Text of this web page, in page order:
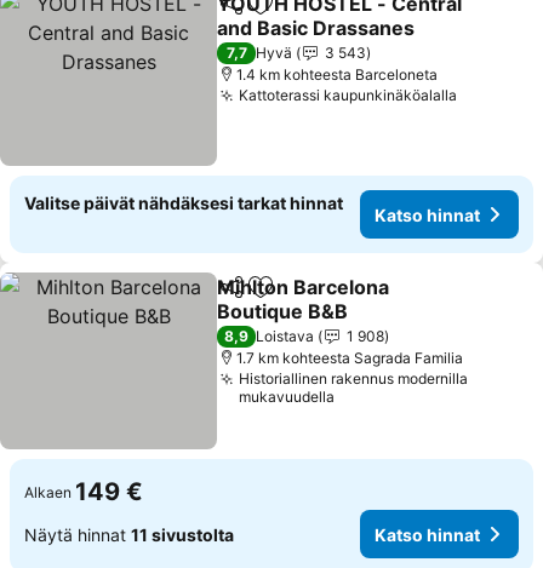
Jaa Lisää suosikkeihin
and Basic Drassanes
Katso hinnat
7,7 Hyvä
3 543
1.4 km kohteesta Barceloneta
Kattoterassi kaupunkinäköalalla
Valitse päivät nähdäksesi tarkat hinnat
Katso hinnat
Jaa Lisää suosikkeihin
Mihlton Barcelona
Boutique B&B
Katso hinnat
8,9 Loistava
1 908
1.7 km kohteesta Sagrada Familia
Historiallinen rakennus modernilla
mukavuudella
Alkaen 149 €
Näytä hinnat 11 sivustolta Katso hinnat